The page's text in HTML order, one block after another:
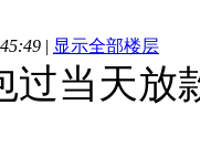
| 显示全部楼层
过当天放